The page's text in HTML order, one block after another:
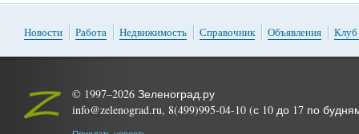
Новости Работа Недвижимость Справочник Объявления Клуб
© 1997–2026 Зеленоград.ру
info@zelenograd.ru, 8(499)995-04-10 (с 10 до 17 по